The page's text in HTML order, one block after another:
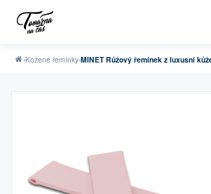
›Kožené řemínky›MINET Růžový řemínek z luxusní